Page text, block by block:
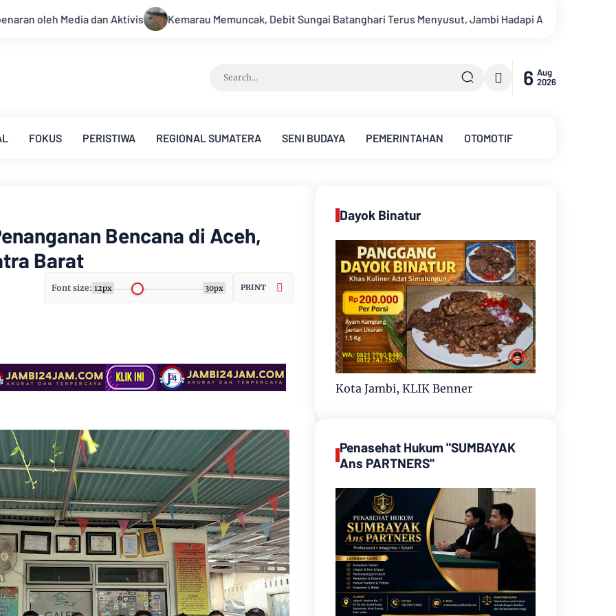
Kemarau Memuncak, Debit Sungai Batanghari Terus Menyusut, Jambi Hadapi Ancaman Krisis Air Bersih dan Karhutla
6 Aug
2026
FOKUS PERISTIWA REGIONAL SUMATERA SENI BUDAYA PEMERINTAHAN OTOMOTIF
Bencana di Aceh,
Barat
Font size: 12px 30px PRINT
Dayok Binatur
Kota Jambi, KLIK Benner
Penasehat Hukum "SUMBAYAK
Ans PARTNERS"